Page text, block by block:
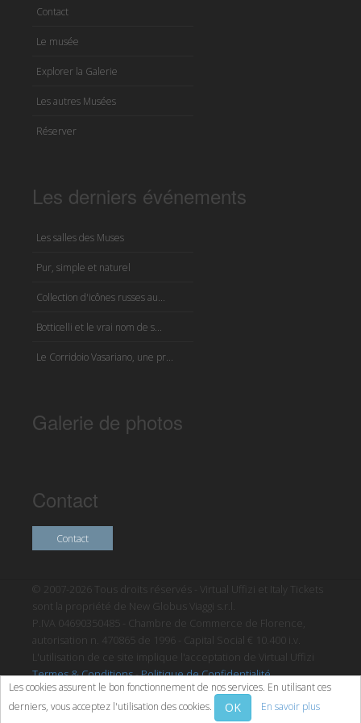
Contact
Le musée
Explorer la Galerie
Les autres Musées
Réserver
Les derniers événements
Les salles des Muses
Pur, simple et naturel
Collection d'icônes russes au...
Botticelli et le vrai nom de s...
Le Corridoio Vasariano, une pr...
Galerie de photos
Contact
Contact
© 2007-2026 Tous droits réservés - Virtual Uffizi et Italy Tickets
sont la propriété de New Globus Viaggi s.r.l.
P.IVA 04690350485 - Chambre de Commerce de Florence,
autorisation n. 470865 de 1996 - Capital Social € 10.400 i.v.
L'utilisation de ce site implique l'acceptation de Virtual Uffizi
Termes & Conditions-Politique de Confidentialité
Les cookies assurent le bon fonctionnement de nos services. En utilisant ces
derniers, vous acceptez l'utilisation des cookies.
OK En savoir plus